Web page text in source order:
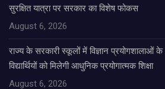
सुरक्षित यात्रा पर सरकार का विशेष फोकस
August 6, 2026
राज्य के सरकारी स्कूलों में विज्ञान प्रयोगशालाओं
विद्यार्थियों को मिलेगी आधुनिक प्रयोगात्मक शिक्षा
August 6, 2026